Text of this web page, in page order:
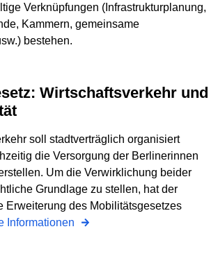
Verknüpfungen (Infrastrukturplanung,
Kammern, gemeinsame
bestehen.
soll stadtverträglich organisiert
die Versorgung der Berlinerinnen
Um die Verwirklichung beider
Grundlage zu stellen, hat der
Erweiterung des Mobilitätsgesetzes
Informationen